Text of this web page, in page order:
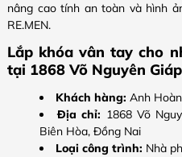
nâng cao tính an toàn và hình
RE.MEN.
Lắp khóa vân tay cho
tại 1868 Võ Nguyên
Khách hàng: Anh
Địa chỉ: 1868 Võ
Biên Hòa, Đồng Nai
Loại công trình: Nhà